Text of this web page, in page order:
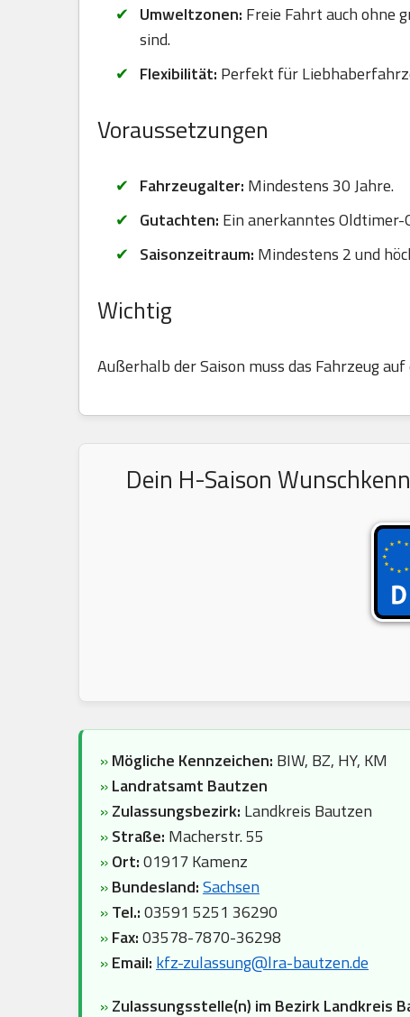
Umweltzonen: Freie Fahrt auch ohne
sind.
Flexibilität: Perfekt für
Voraussetzungen
Fahrzeugalter: Mindestens 30 Jahre.
Gutachten: Ein anerkanntes
Saisonzeitraum: Mindestens 2 und
Wichtig
Außerhalb der Saison muss das Fahrzeug
Dein H-Saison
»Mögliche Kennzeichen: BIW, BZ, HY, KM
»Landratsamt Bautzen
»Zulassungsbezirk: Landkreis Bautzen
»Straße: Macherstr. 55
»Ort:01917 Kamenz
»Bundesland:Sachsen
»Tel.:03591 5251 36290
»Fax:03578-7870-36298
»Email: kfz-zulassung@lra-bautzen.de
»Zulassungsstelle(n) im Bezirk Landkreis